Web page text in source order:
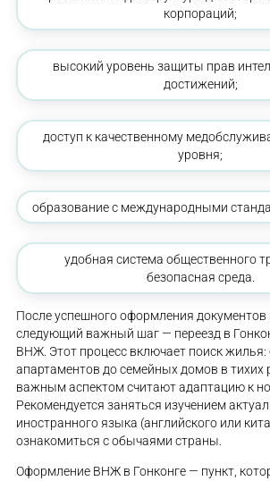
корпораций;
высокий уровень защиты прав
достижений;
доступ к качественному
уровня;
образование с международными
удобная система общественного
безопасная среда.
После успешного оформления документов
следующий важный шаг — переезд в
ВНЖ. Этот процесс включает поиск
апартаментов до семейных домов в тихих
важным аспектом считают адаптацию к
Рекомендуется заняться изучением
иностранного языка (английского или
ознакомиться с обычаями страны.
Оформление ВНЖ в Гонконге — пункт,